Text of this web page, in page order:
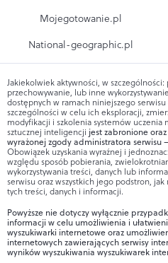
Mojegotowanie.pl
National-geographic.pl
Jakiekolwiek aktywności, w
przechowywanie, lub inne
dostępnych w ramach niniejszego
szczególności w celu ich eksploracji,
modyfikacji i szkolenia systemów uczenia
sztucznej inteligencji jest zabronione
wyrażonej zgody administratora serwisu
Obowiązek uzyskania wyraźnej i
względu sposób pobierania,
wykorzystywania treści, danych lub
serwisu oraz wszystkich jego podstron,
tych treści, danych i informacji.
Powyższe nie dotyczy wyłącznie
informacji w celu umożliwienia i
wyszukiwarki internetowe oraz
internetowych zawierających serwisy
wyników wyszukiwania wyszukiwarek